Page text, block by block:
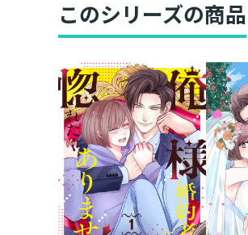
このシリーズの商品